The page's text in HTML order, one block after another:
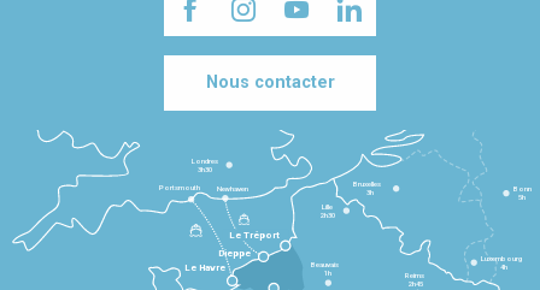
Nous contacter
Le Havre
Dieppe
Le Tréport
Beauvais
1h
Reims
2h45
Lille
2h30
Bruxelles
3h
Londres
3h30
Newhaven
Portsmouth
Bonn
5h
Luxembourg
4h